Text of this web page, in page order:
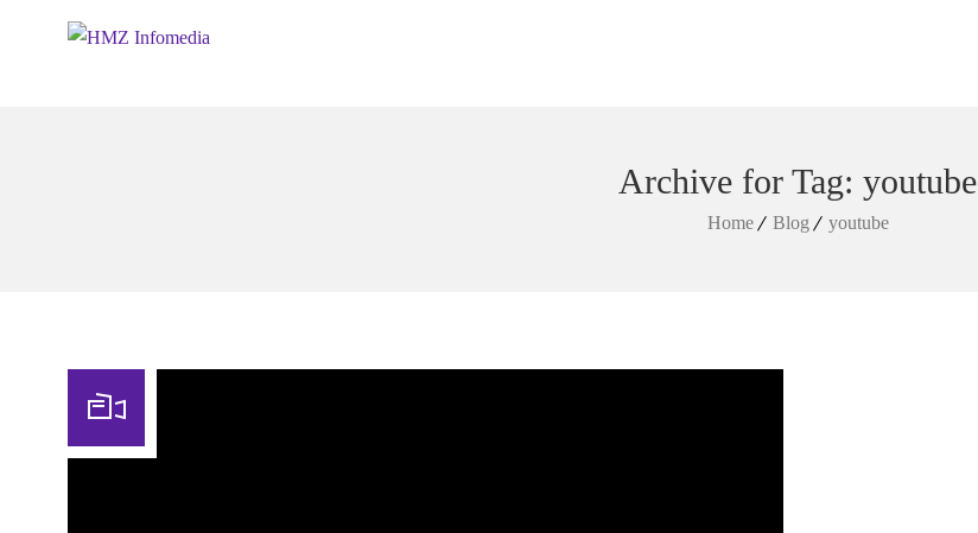
Archive for Tag: youtube
Home Blog youtube